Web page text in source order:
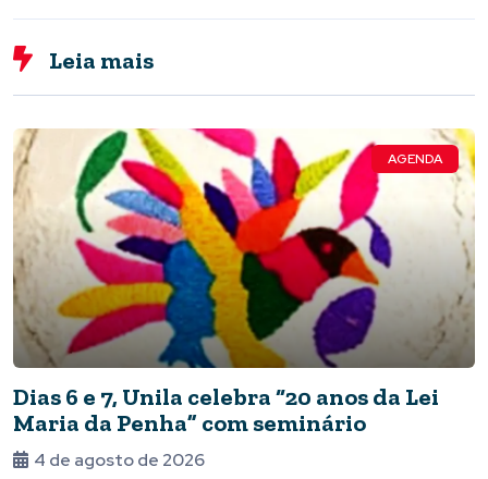
Leia mais
AGENDA
Dias 6 e 7, Unila celebra “20 anos da Lei
Maria da Penha” com seminário
4 de agosto de 2026